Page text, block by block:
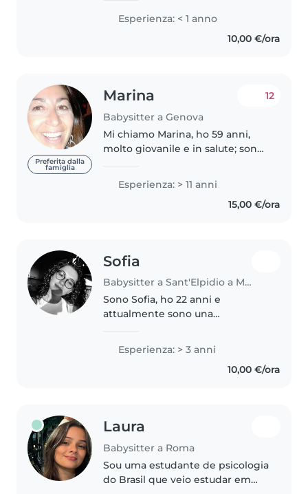
i bambini durante il 2023. Inoltre,
nello stesso anno, ho lavorato
Esperienza: < 1 anno
10,00 €/ora
Preferita dalla
famiglia
Marina
Babysitter a Genova
12
Mi chiamo Marina, ho 59 anni,
molto giovanile e in salute; sono
parecchi anni. Vivo sola a Quarto,
Esperienza: > 11 anni
15,00 €/ora
Sofia
Babysitter a Sant'Elpidio a Mare
Sono Sofia, ho 22 anni e
attualmente sono una
di laurea in scienze
infermieristiche e, nonostante la
mia giovane età, ho già avuto
Esperienza: > 3 anni
10,00 €/ora
Laura
Babysitter a Roma
Sou uma estudante de psicologia
do Brasil que veio estudar em